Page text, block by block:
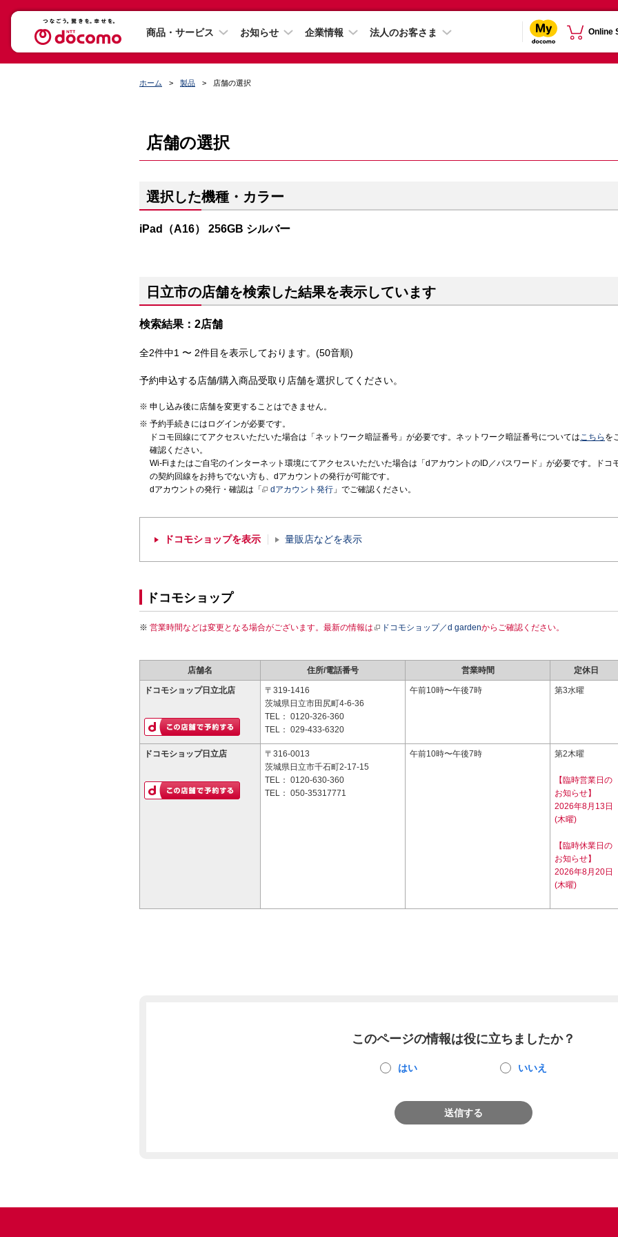
商品・サービス お知らせ 企業情報 法人のお客さま Online
ホーム 製品 店舗の選択
店舗の選択
選択した機種・カラー
iPad（A16） 256GB シルバー
日立市の店舗を検索した結果を表示しています
検索結果：2店舗
全2件中1 〜 2件目を表示しております。(50音順)
予約申込する店舗/購入商品受取り店舗を選択してください。
申し込み後に店舗を変更することはできません。
予約手続きにはログインが必要です。
ドコモ回線にてアクセスいただいた場合は「ネットワーク暗証番号」が必要です。ネットワーク暗証番号についてはこちら を
確認ください。
Wi-Fiまたはご自宅のインターネット環境にてアクセスいただいた場合は「dアカウントのID／パスワード」が必要です。ドコ
の契約回線をお持ちでない方も、dアカウントの発行が可能です。
dアカウントの発行・確認は「
dアカウント発行 」でご確認ください。
ドコモショップを表示 量販店などを表示
ドコモショップ
営業時間などは変更となる場合がございます。最新の情報は ドコモショップ／d gardenからご確認ください。
店舗名 住所/電話番号 営業時間 定休日
ドコモショップ日立北店
〒319-1416
茨城県日立市田尻町4-6-36
TEL： 0120-326-360
TEL： 029-433-6320
午前10時〜午後7時 第3水曜
ドコモショップ日立店
〒316-0013
茨城県日立市千石町2-17-15
TEL： 0120-630-360
TEL： 050-35317771
午前10時〜午後7時 第2木曜
【臨時営業日の
お知らせ】
2026年8月13日
(木曜)
【臨時休業日の
お知らせ】
2026年8月20日
(木曜)
このページの情報は役に立ちましたか？
はい いいえ
送信する